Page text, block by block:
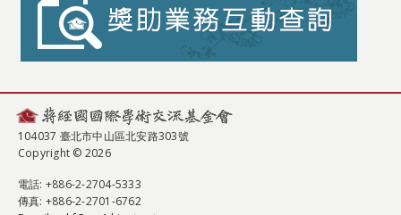
104037 臺北市中山區北安路303號
Copyright © 2026
電話: +886-2-2704-5333
傳真: +886-2-2701-6762